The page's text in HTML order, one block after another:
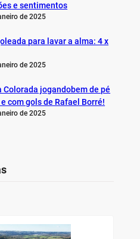
e sentimentos
de 2025
para lavar a alma: 4 x
de 2025
Colorada jogandobem de pé
com gols de Rafael Borré!
de 2025